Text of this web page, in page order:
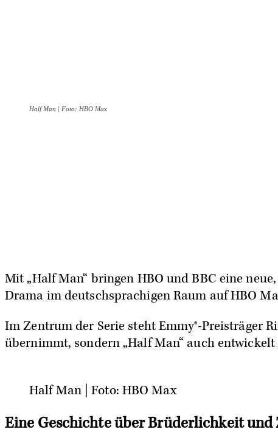
Half Man | Foto: HBO Max
Mit „Half Man“ bringen HBO undBBC eine
Drama im deutschsprachigen Raum aufHBO
Im Zentrum der Serie steht Emmy®-Preisträger
übernimmt, sondern „Half Man“ auch
Half Man | Foto: HBO Max
Eine Geschichte über Brüderlichkeit und